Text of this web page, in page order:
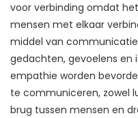
voor verbinding omdat
mensen met elkaar
middel van
gedachten, gevoelens en
empathie worden
te communiceren, zowel
brug tussen mensen en